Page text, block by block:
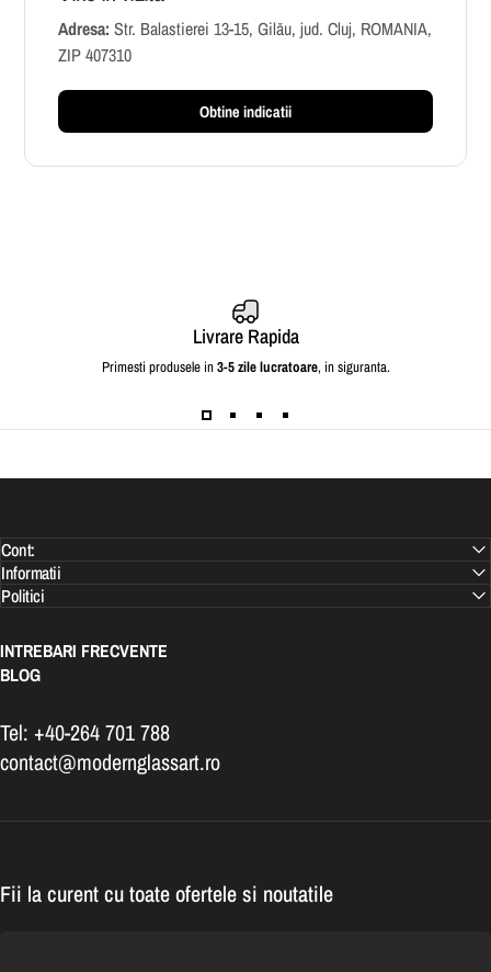
Adresa: Str. Balastierei 13-15, Gilău, jud. Cluj, ROMANIA,
ZIP 407310
Obtine indicatii
Livrare Rapida
Primesti produsele in3-5 zile lucratoare, in siguranta.
Cont:
Informatii
Politici
INTREBARI FRECVENTE
BLOG
Tel: +40-264 701 788
contact@modernglassart.ro
Fii la curent cu toate ofertele si noutatile